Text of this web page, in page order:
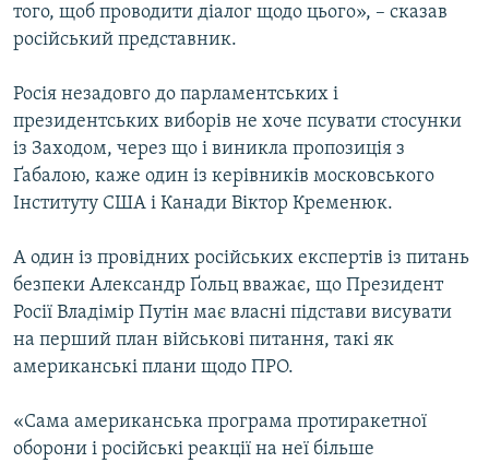
того, щоб проводити діалог щодо цього», – сказав
російський представник.
Росія незадовго до парламентських і
президентських виборів не хоче псувати стосунки
із Заходом, через що і виникла пропозиція з
Ґабалою, каже один із керівників московського
Інституту США і Канади Віктор Кременюк.
А один із провідних російських експертів із питань
безпеки Александр Ґольц вважає, що Президент
Росії Владімір Путін має власні підстави висувати
на перший план військові питання, такі як
американські плани щодо ПРО.
«Сама американська програма протиракетної
оборони і російські реакції на неї більше